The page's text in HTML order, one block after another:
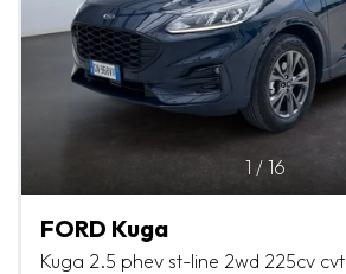
1 / 16
FORD Kuga
Kuga 2.5 phev st-line 2wd 225cv cvt